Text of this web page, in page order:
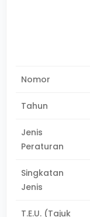
Nomor
Tahun
Jenis
Peraturan
Singkatan
Jenis
T.E.U. (Tajuk